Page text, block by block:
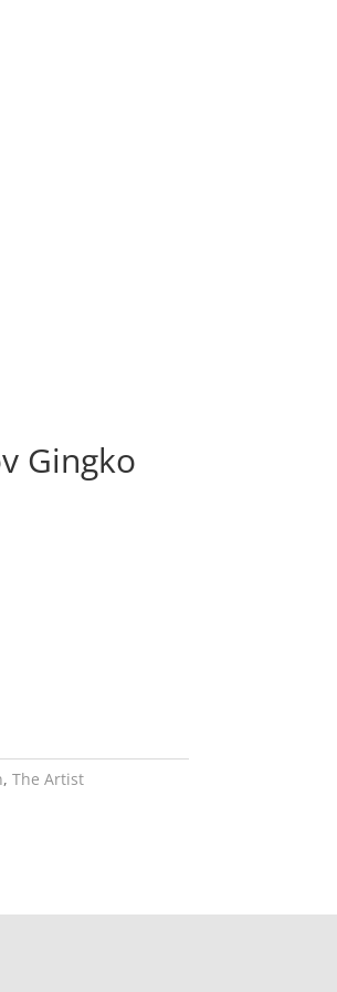
Gingko
, The Artist